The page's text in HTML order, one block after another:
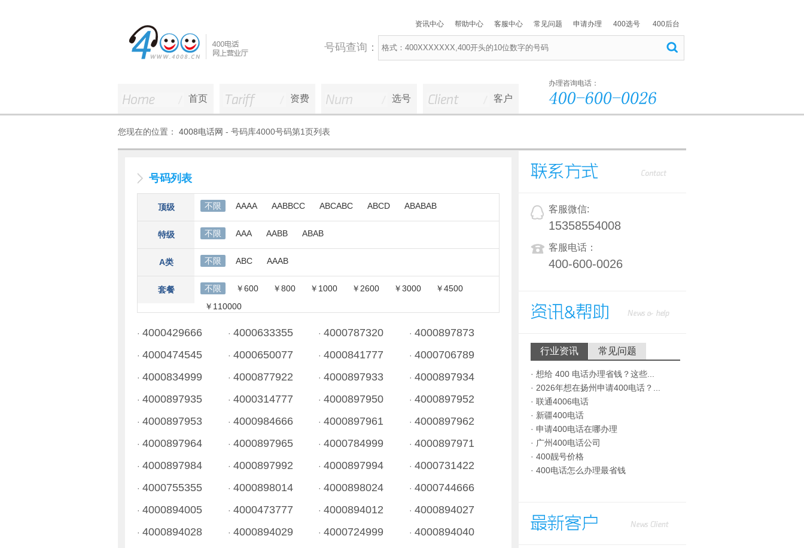
400后台
400选号
申请办理
常见问题
客服中心
帮助中心
资讯中心
号码查询：
首页 资费 选号 客户
办理咨询电话：
您现在的位置： 4008电话网 - 号码库4000号码第1页列表
号码列表
顶级 不限 AAAA AABBCC ABCABC ABCD ABABAB
特级 不限 AAA AABB ABAB
A类 不限 ABC AAAB
套餐 不限 ￥600 ￥800 ￥1000 ￥2600 ￥3000
￥4500
￥110000
· 4000429666 · 4000633355 · 4000787320 · 4000897873
· 4000474545 · 4000650077 · 4000841777 · 4000706789
· 4000834999 · 4000877922 · 4000897933 · 4000897934
· 4000897935 · 4000314777 · 4000897950 · 4000897952
· 4000897953 · 4000984666 · 4000897961 · 4000897962
· 4000897964 · 4000897965 · 4000784999 · 4000897971
· 4000897984 · 4000897992 · 4000897994 · 4000731422
· 4000755355 · 4000898014 · 4000898024 · 4000744666
· 4000894005 · 4000473777 · 4000894012 · 4000894027
· 4000894028 · 4000894029 · 4000724999 · 4000894040
客服微信:
15358554008
客服电话：
400-600-0026
行业资讯 常见问题
· 想给 400 电话办理省钱？这些...
· 2026年想在扬州申请400电话？...
· 联通4006电话
· 新疆400电话
· 申请400电话在哪办理
· 广州400电话公司
· 400靓号价格
· 400电话怎么办理最省钱